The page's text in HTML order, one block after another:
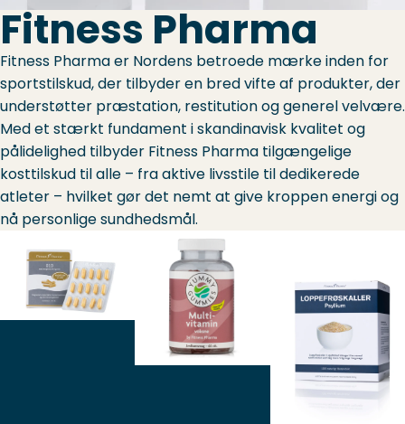
Fitness Pharma
Fitness Pharma er Nordens betroede mærke inden for
sportstilskud, der tilbyder en bred vifte af produkter, der
understøtter præstation, restitution og generel velvære.
Med et stærkt fundament i skandinavisk kvalitet og
pålidelighed tilbyder Fitness Pharma tilgængelige
kosttilskud til alle – fra aktive livsstile til dedikerede
atleter – hvilket gør det nemt at give kroppen energi og
nå personlige sundhedsmål.